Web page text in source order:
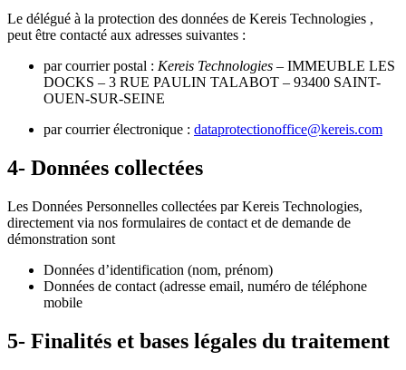
Le délégué à la protection des données de Kereis Technologies ,
peut être contacté aux adresses suivantes :
par courrier postal : Kereis Technologies – IMMEUBLE LES
DOCKS – 3 RUE PAULIN TALABOT – 93400 SAINT-
OUEN-SUR-SEINE
par courrier électronique : dataprotectionoffice@kereis.com
4- Données collectées
Les Données Personnelles collectées par Kereis Technologies,
directement via nos formulaires de contact et de demande de
démonstration sont
Données d’identification (nom, prénom)
Données de contact (adresse email, numéro de téléphone
mobile
5- Finalités et bases légales du traitement